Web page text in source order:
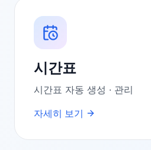
시간표
시간표 자동 생성 · 관리
자세히 보기